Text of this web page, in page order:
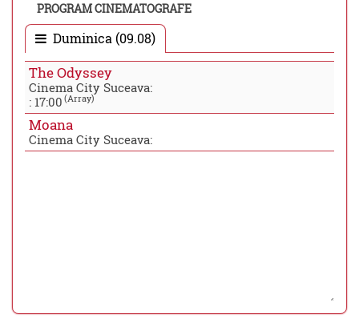
PROGRAM CINEMATOGRAFE
Duminica (09.08)
The Odyssey
Cinema City Suceava:
: 17:00 (Array)
Moana
Cinema City Suceava: